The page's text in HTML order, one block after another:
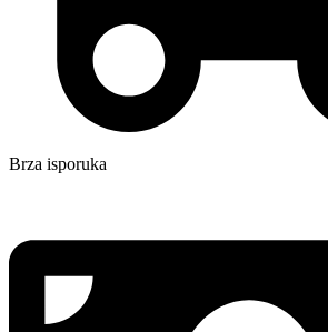
Brza isporuka